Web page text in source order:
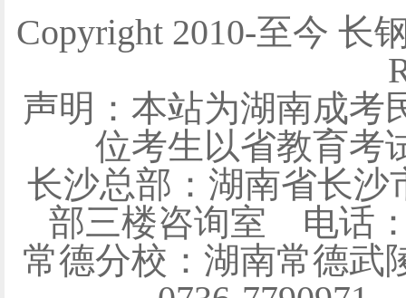
Copyright 2010-至今 长
声明：本站为湖南成考
位考生以省教育考
长沙总部：湖南省长沙
部三楼咨询室 电话：
常德分校：湖南常德